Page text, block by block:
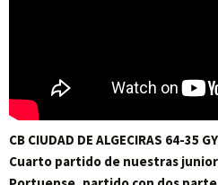
CB CIUDAD DE ALGECIRAS 64-35
Cuarto partido de nuestras